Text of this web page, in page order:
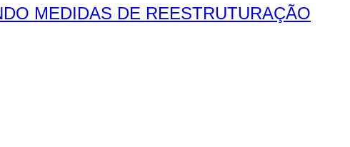
MEDIDAS DE REESTRUTURAÇÃO